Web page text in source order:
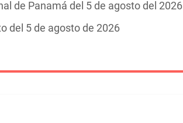
de Panamá del 5 de agosto del 2026
del 5 de agosto de 2026